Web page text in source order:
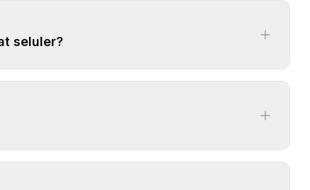
seluler?